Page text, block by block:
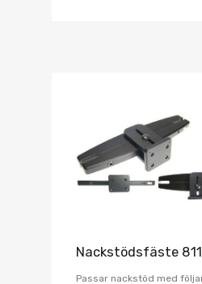
Nackstödsfäste
Passar nackstöd med